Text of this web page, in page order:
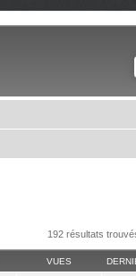
192 résultats
VUES